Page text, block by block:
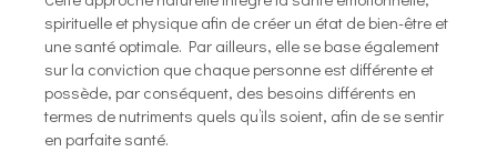
spirituelle et physique afin de créer un état de bien-être et
une santé optimale. Par ailleurs, elle se base également
sur la conviction que chaque personne est différente et
possède, par conséquent, des besoins différents en
termes de nutriments quels qu’ils soient, afin de se sentir
en parfaite santé.